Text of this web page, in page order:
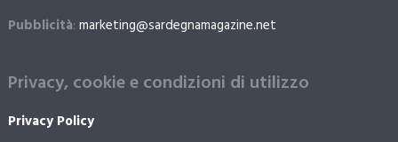
Pubblicità: marketing@sardegnamagazine.net
Privacy, cookie e condizioni di utilizzo
Privacy Policy